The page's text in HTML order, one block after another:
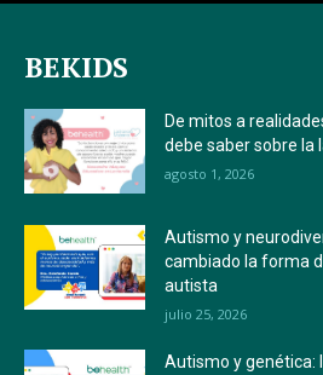
BEKIDS
De mitos a
debe saber sobre la
agosto 1, 2026
Autismo y
cambiado la forma
autista
julio 25, 2026
Autismo y genética: